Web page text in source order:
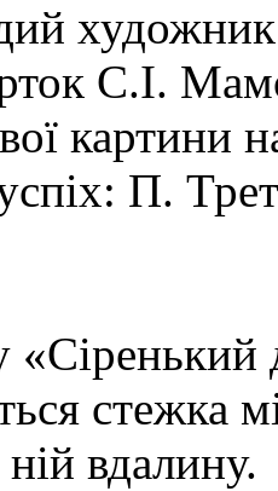
художник
С.І.
картини
П.
«Сіренький
стежка
вдалину.